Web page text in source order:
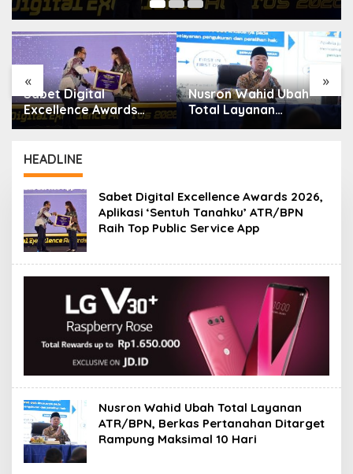
« »
Nusron Wahid Ubah
Total Layanan
ATR/BPN, Berkas
Rampung Maksimal 10
Hari
Kantah Nias Selatan
Hadiri Panggilan PN
Gunungsitoli Terkait
HEADLINE
Sabet Digital Excellence Awards 2026,
Aplikasi ‘Sentuh Tanahku’ ATR/BPN
Raih Top Public Service App
Nusron Wahid Ubah Total Layanan
ATR/BPN, Berkas Pertanahan Ditarget
Rampung Maksimal 10 Hari